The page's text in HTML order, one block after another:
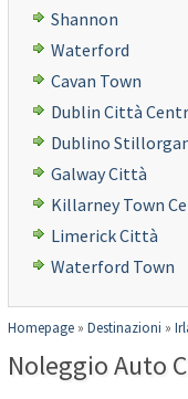
Shannon
Waterford
Cavan Town
Dublin Città
Dublino
Galway Città
Killarney Town
Limerick Città
Waterford Town
Homepage » Destinazioni »
Noleggio Auto